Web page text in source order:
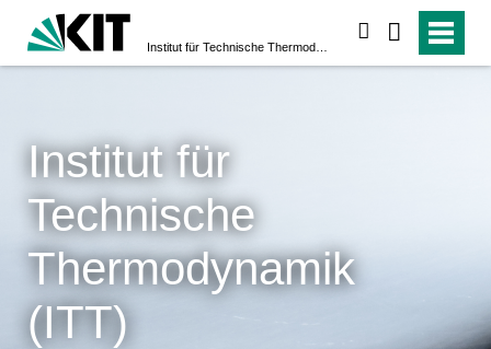
Institut für
Technische
Thermodynamik
(ITT)